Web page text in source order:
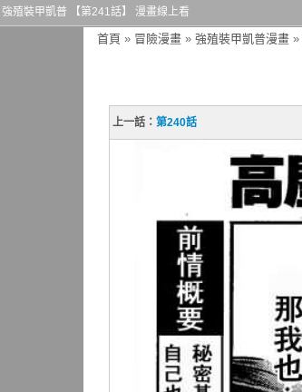
強殖裝甲凱普 【第241話】 漫畫線上看
首頁 » 冒險漫畫 » 強殖裝甲凱普漫畫 »
上一話： 第240話